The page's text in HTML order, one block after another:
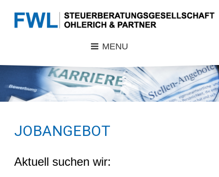
MENU
JOBANGEBOT
Aktuell suchen wir: